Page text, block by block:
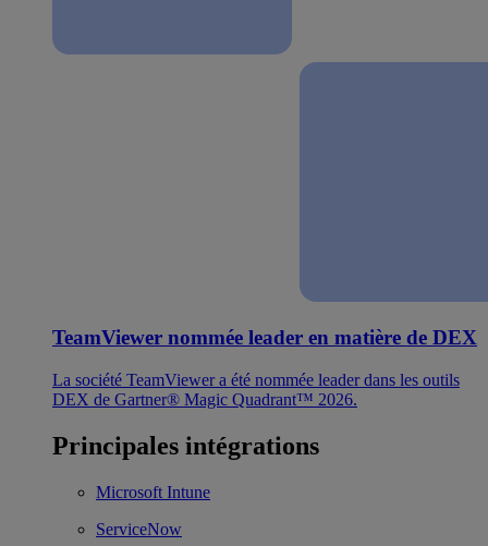
TeamViewer nommée leader en matière de DEX
La société TeamViewer a été nommée leader dans les outils
DEX de Gartner® Magic Quadrant™ 2026.
Principales intégrations
Microsoft Intune
ServiceNow